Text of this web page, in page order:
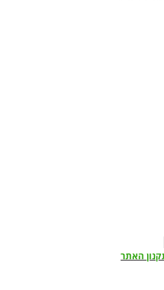
האתר